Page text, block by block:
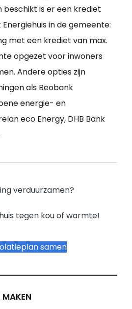
beschikt is er een krediet
in de gemeente:
met een krediet van max.
opgezet voor inwoners
Andere opties zijn
als Beobank
energie- en
eco Energy, DHB Bank
verduurzamen?
tegen kou of warmte!
samen
MAKEN